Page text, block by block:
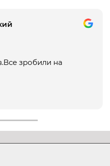
зробили на